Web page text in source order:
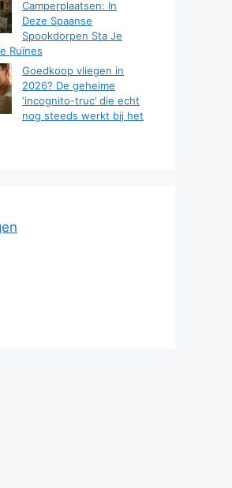
Camperplaatsen: In
Deze Spaanse
Spookdorpen Sta Je
Ruïnes
Goedkoop vliegen in
2026? De geheime
‘incognito-truc’ die echt
nog steeds werkt bij het